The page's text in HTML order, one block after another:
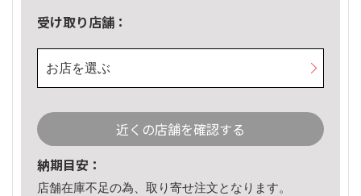
受け取り店舗：
お店を選ぶ
近くの店舗を確認する
納期目安：
店舗在庫不足の為、取り寄せ注文となります。